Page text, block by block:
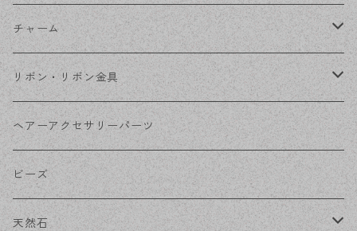
フレーム
コネクター
その他
丸カン
ピン類
花座・ビーズキャップ
チェーン
その他
チャーム
金属
アクリル・プラ
ファーボール
リボン・リボン金具
リボン
リボン金具
ヘアーアクセサリーパーツ
ビーズ
天然石